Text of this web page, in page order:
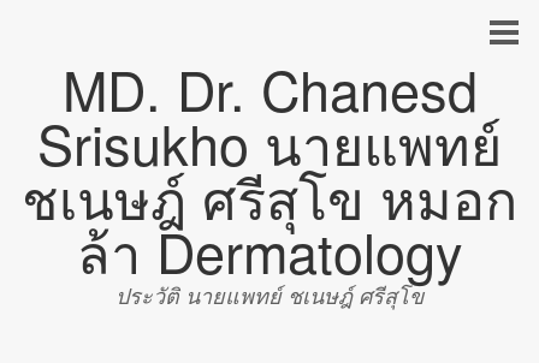
MD. Dr. Chanesd
Srisukho นายแพทย์
ชเนษฎ์ ศรีสุโข หมอก
ล้า Dermatology
ประวัติ นายแพทย์ ชเนษฎ์ ศรีสุโข